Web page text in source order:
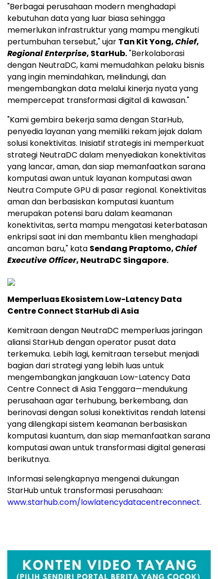
"Berbagai perusahaan modern menghadapi
kebutuhan data yang luar biasa sehingga
memerlukan infrastruktur yang mampu mengikuti
pertumbuhan tersebut," ujar Tan Kit Yong,Chief,
Regional Enterprise, StarHub."Berkolaborasi
dengan NeutraDC, kami memudahkan pelaku bisnis
yang ingin memindahkan, melindungi, dan
mengembangkan data melalui kinerja nyata yang
mempercepat transformasi digital di kawasan."
"Kami gembira bekerja sama dengan StarHub,
penyedia layanan yang memiliki rekam jejak dalam
solusi konektivitas. Inisiatif strategis ini memperkuat
strategi NeutraDC dalam menyediakan konektivitas
yang lancar, aman, dan siap memanfaatkan sarana
komputasi awan untuk layanan komputasi awan
Neutra Compute GPU di pasar regional. Konektivitas
aman dan berbasiskan komputasi kuantum
merupakan potensi baru dalam keamanan
konektivitas, serta mampu mengatasi keterbatasan
enkripsi saat ini dan membantu klien menghadapi
ancaman baru," kata Sendang Praptomo,Chief
Executive Officer, NeutraDC Singapore.
Memperluas Ekosistem Low-Latency Data
Centre Connect StarHub di Asia
Kemitraan dengan NeutraDC memperluas jaringan
aliansi StarHub dengan operator pusat data
terkemuka. Lebih lagi, kemitraan tersebut menjadi
bagian dari strategi yang lebih luas untuk
mengembangkan jangkauan Low-Latency Data
Centre Connect di Asia Tenggara—mendukung
perusahaan agar terhubung, berkembang, dan
berinovasi dengan solusi konektivitas rendah latensi
yang dilengkapi sistem keamanan berbasiskan
komputasi kuantum, dan siap memanfaatkan sarana
komputasi awan untuk transformasi digital generasi
berikutnya.
Informasi selengkapnya mengenai dukungan
StarHub untuk transformasi perusahaan:
www.starhub.com/lowlatencydatacentreconnect.